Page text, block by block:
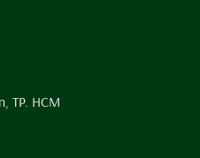
TP. HCM